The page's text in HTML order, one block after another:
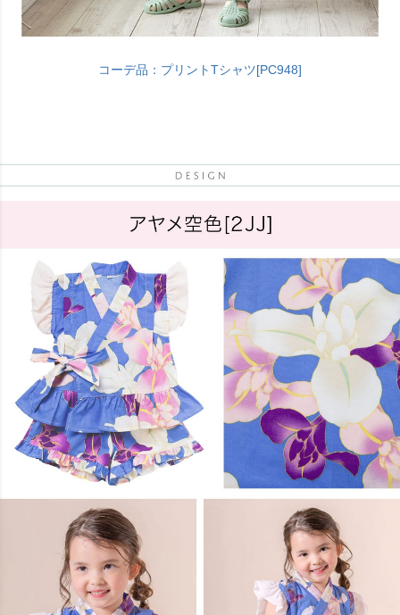
コーデ品：プリントTシャツ[PC948]